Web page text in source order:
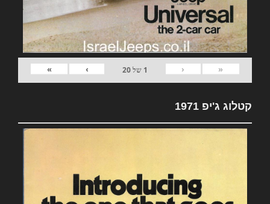
«
‹
1 של20
›
»
קטלוג ג'יפ 1971